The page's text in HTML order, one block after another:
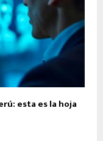
esta es la hoja